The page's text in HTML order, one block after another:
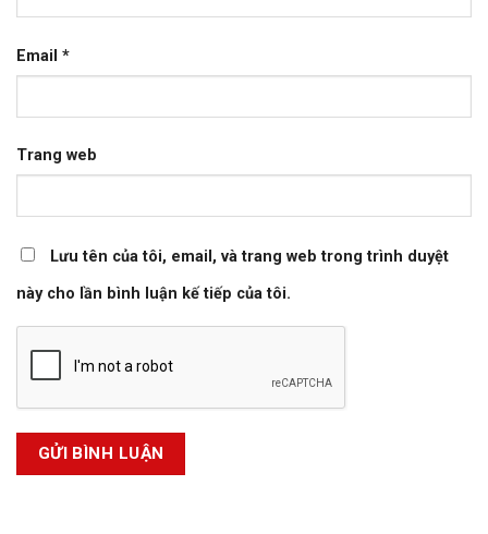
Email *
Trang web
Lưu tên của tôi, email, và trang web trong trình duyệt
này cho lần bình luận kế tiếp của tôi.